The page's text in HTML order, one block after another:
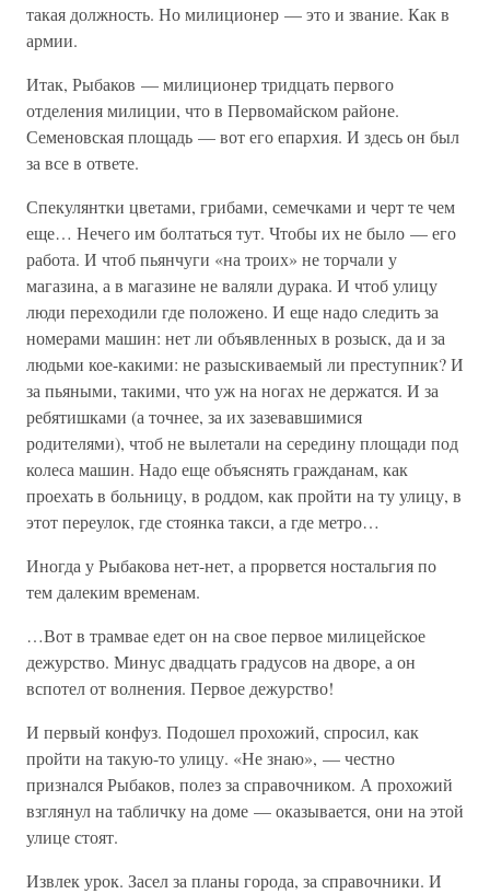
такая должность. Но милиционер — это и звание. Как в
армии.
Итак, Рыбаков — милиционер тридцать первого
отделения милиции, что в Первомайском районе.
Семеновская площадь — вот его епархия. И здесь он был
за все в ответе.
Спекулянтки цветами, грибами, семечками и черт те чем
еще… Нечего им болтаться тут. Чтобы их не было — его
работа. И чтоб пьянчуги «на троих» не торчали у
магазина, а в магазине не валяли дурака. И чтоб улицу
люди переходили где положено. И еще надо следить за
номерами машин: нет ли объявленных в розыск, да и за
людьми кое-какими: не разыскиваемый ли преступник? И
за пьяными, такими, что уж на ногах не держатся. И за
ребятишками (а точнее, за их зазевавшимися
родителями), чтоб не вылетали на середину площади под
колеса машин. Надо еще объяснять гражданам, как
проехать в больницу, в роддом, как пройти на ту улицу, в
этот переулок, где стоянка такси, а где метро…
Иногда у Рыбакова нет-нет, а прорвется ностальгия по
тем далеким временам.
…Вот в трамвае едет он на свое первое милицейское
дежурство. Минус двадцать градусов на дворе, а он
вспотел от волнения. Первое дежурство!
И первый конфуз. Подошел прохожий, спросил, как
пройти на такую-то улицу. «Не знаю», — честно
признался Рыбаков, полез за справочником. А прохожий
взглянул на табличку на доме — оказывается, они на этой
улице стоят.
Извлек урок. Засел за планы города, за справочники. И